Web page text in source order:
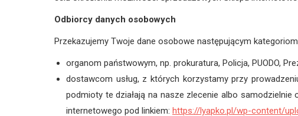
Odbiorcy danych osobowych
Przekazujemy Twoje dane osobowe następującym
organom państwowym, np. prokuratura, Policja, PUODO,
dostawcom usług, z których korzystamy przy
podmioty te działają na nasze zlecenie albo
internetowego pod linkiem: https://lyapko.pl/wp-content/